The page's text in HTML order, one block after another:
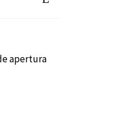
apertura